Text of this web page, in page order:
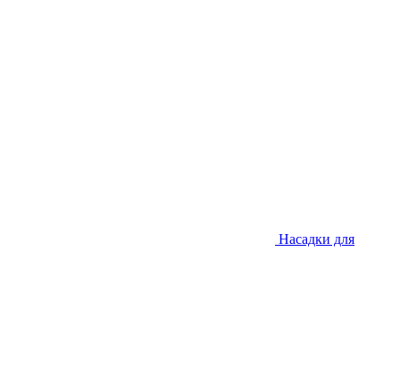
Насадки для